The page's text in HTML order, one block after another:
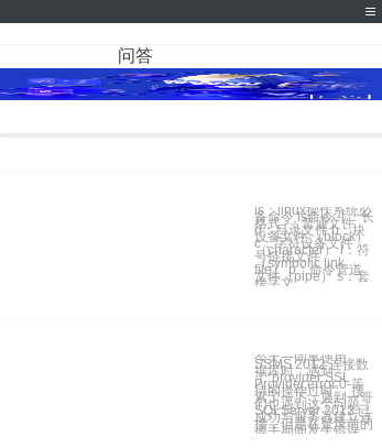
问答
ls：linux操作系统必
备命令 ls命令 -l ：长
格式 -：普通文件
d：目录文件 b：块
设备文件 （block）
c：字符设备文件
（character） l：符
号链接文件
（symbolic link
file） p：命令管道
文件（pipe） s：套
接字文
今天一同事使用
SSMS 2012 连接数
据库时，遇到
了“provider:SSL
Provider,error:0-等
待的操作过时”，搜
索了一下，遇到一哥
们也遇到这个问题：
SQLServer 2012 已
成功与服务器建立连
接，但是在登录前的
握手期间发生错误